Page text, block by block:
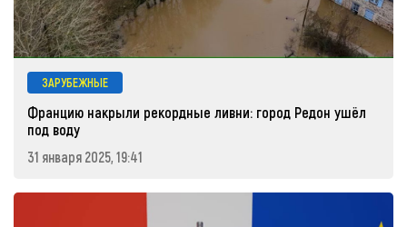
ЗАРУБЕЖНЫЕ
Францию накрыли рекордные ливни: город Редон ушёл
под воду
31 января 2025, 19:41